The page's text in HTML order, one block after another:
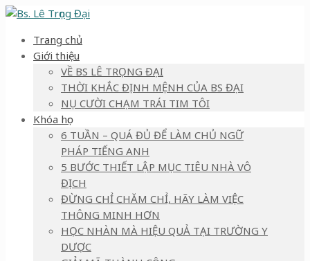
Trang chủ
Giới thiệu
VỀ BS LÊ TRỌNG ĐẠI
THỜI KHẮC ĐỊNH MỆNH CỦA BS ĐẠI
NỤ CƯỜI CHẠM TRÁI TIM TÔI
Khóa học
6 TUẦN – QUÁ ĐỦ ĐỂ LÀM CHỦ NGỮ
PHÁP TIẾNG ANH
5 BƯỚC THIẾT LẬP MỤC TIÊU NHÀ VÔ
ĐỊCH
ĐỪNG CHỈ CHĂM CHỈ, HÃY LÀM VIỆC
THÔNG MINH HƠN
HỌC NHÀN MÀ HIỆU QUẢ TẠI TRƯỜNG Y
DƯỢC